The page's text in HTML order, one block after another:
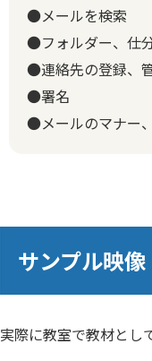
●メールを検索
●フォルダー、仕
●連絡先の登録、
●署名
●メールのマナー
サンプル映像
実際に教室で教材とし